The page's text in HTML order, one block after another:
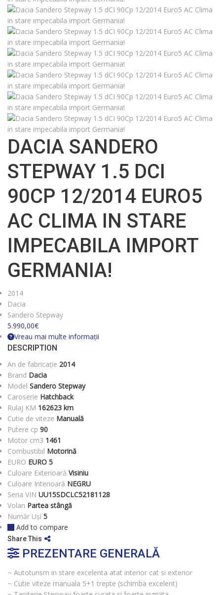
DACIA SANDERO
STEPWAY 1.5 DCI
90CP 12/2014 EURO5
AC CLIMA IN STARE
IMPECABILA IMPORT
GERMANIA!
2014
Dacia
Sandero Stepway
5.990,00€
Vreau mai multe informații
DESCRIPTION
An de fabricație 2014
Brand Dacia
Model Sandero Stepway
Caroserie Hatchback
Rulaj KM 162623 km
Cutie de viteze Manuală
Putere cp 90
Motor cm3 1461
Combustibil Motorină
EURO EURO 5
Culoare Exterioară Visiniu
Culoare Interioară NEGRU
Seria VIN UU15SDCLC52181128
Volan Partea stângă
Număr Uși 5
Add to compare
Share This
PREZENTARE GENERALĂ
~ Autoturism in stare excelenta atat interior cat si exterior
~ Cutie viteze manuala 5+1 trepte (schimba excelent)